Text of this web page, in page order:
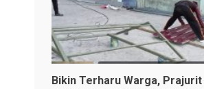
Bikin Terharu Warga, Prajurit